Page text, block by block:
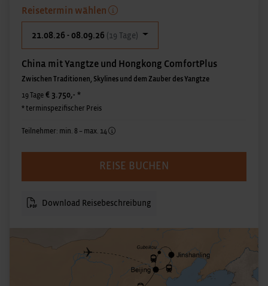
Reisetermin wählen
21.08.26 - 08.09.26 (19 Tage)
China mit Yangtze und Hongkong ComfortPlus
Zwischen Traditionen, Skylines und dem Zauber des Yangtze
19 Tage € 3.750,- *
* terminspezifischer Preis
Teilnehmer: min. 8 – max. 14
REISE BUCHEN
Download Reisebeschreibung